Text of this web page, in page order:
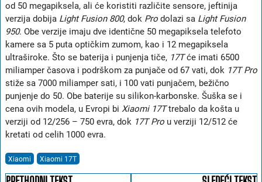
od 50 megapiksela, ali će koristiti različite sensore, jeftinija
verzija dobija Light Fusion 800, dok Pro dolazi sa Light Fusion
950. Obe verzije imaju dve identične 50 megapiksela telefoto
kamere sa 5 puta optičkim zumom, kao i 12 megapiksela
ultraširoke. Što se baterija i punjenja tiče, 17Tće imati 6500
miliamper časova i podrškom za punjače od 67 vati, dok 17T Pro
stiže sa 7000 miliamper sati, i 100 vati punjačem, bežično
punjenje do 50. Obe baterije su silikon-karbonske. Šuška se i
cena ovih modela, u Evropi bi Xiaomi 17Ttrebalo da košta u
verziji od 12/256 – 750 evra, dok 17T Prou verziji 12/512 će
kretati od celih 1000 evra.
Xiaomi Xiaomi 17T